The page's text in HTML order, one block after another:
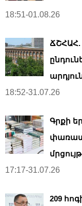
18:51-01.08.26
ՃՇՀԱՀ.
18:52-31.07.26
Գրքի
մրցույթ
17:17-31.07.26
209